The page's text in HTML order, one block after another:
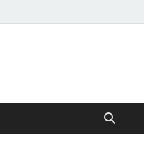
Kulübü –
En Güncel